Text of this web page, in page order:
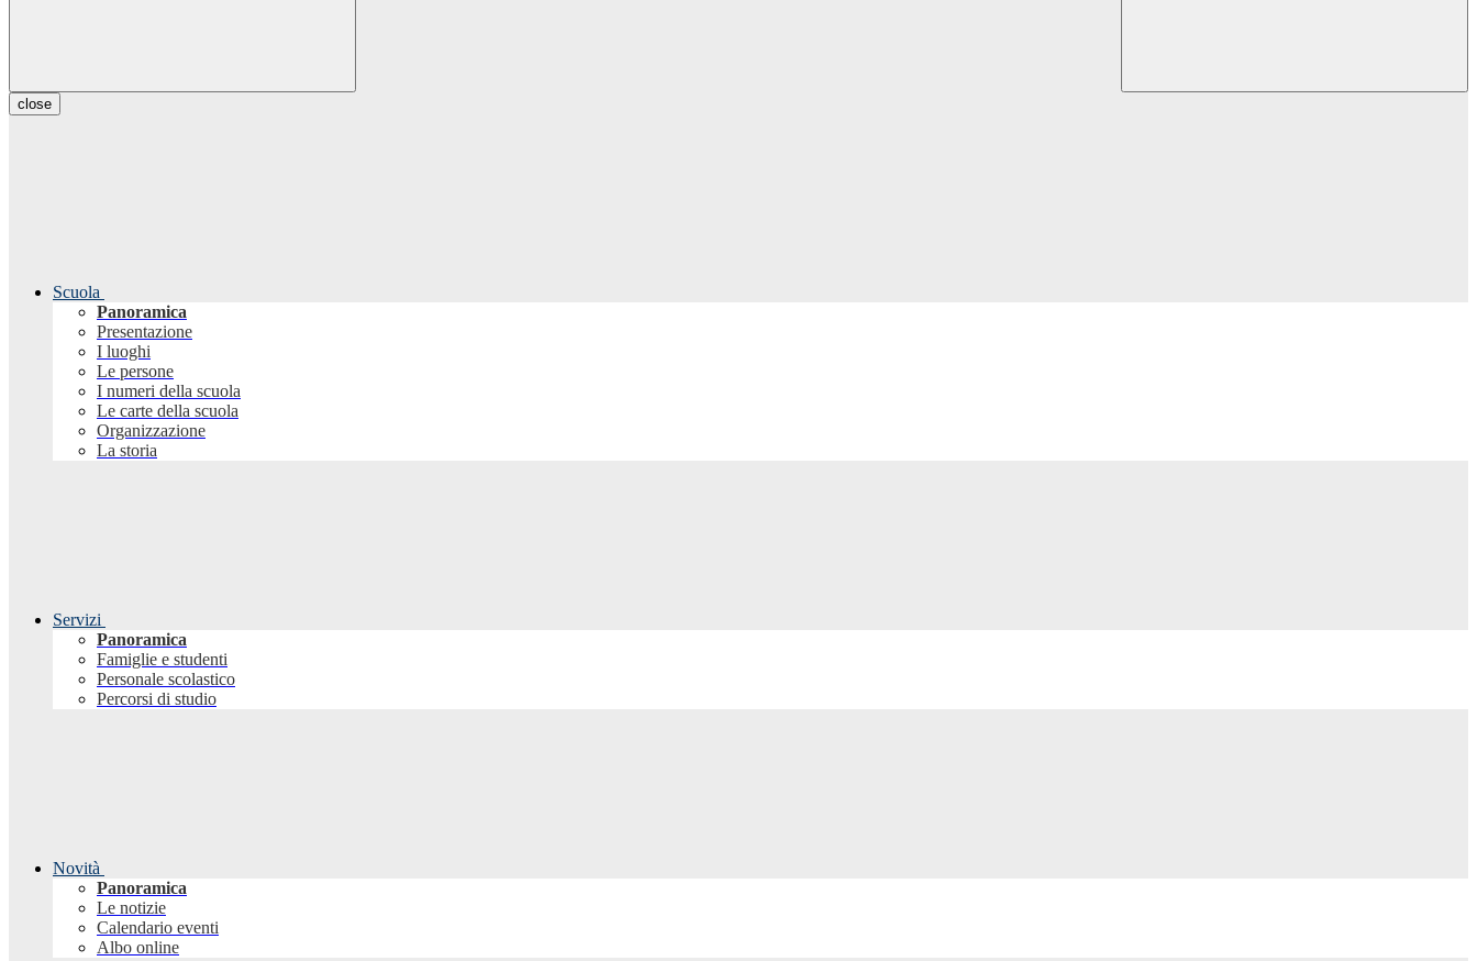
close
Scuola
Panoramica
Presentazione
I luoghi
Le persone
I numeri della scuola
Le carte della scuola
Organizzazione
La storia
Servizi
Panoramica
Famiglie e studenti
Personale scolastico
Percorsi di studio
Novità
Panoramica
Le notizie
Calendario eventi
Albo online